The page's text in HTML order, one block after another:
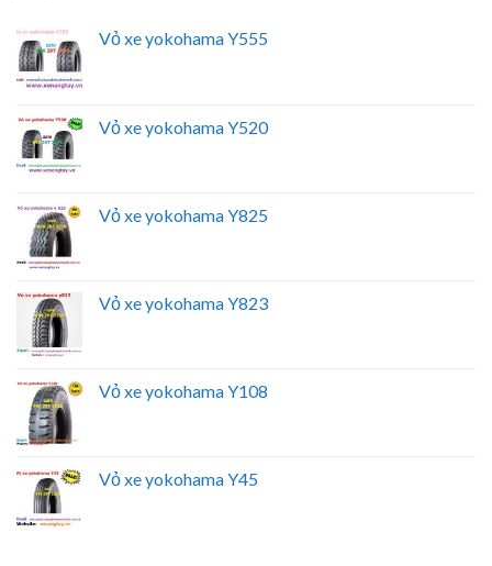
Vỏ xe yokohama Y555
Vỏ xe yokohama Y520
Vỏ xe yokohama Y825
Vỏ xe yokohama Y823
Vỏ xe yokohama Y108
Vỏ xe yokohama Y45